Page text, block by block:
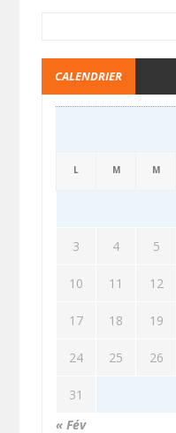
CALENDRIER
L M M
3 4 5
10 11 12
17 18 19
24 25 26
31
« Fév